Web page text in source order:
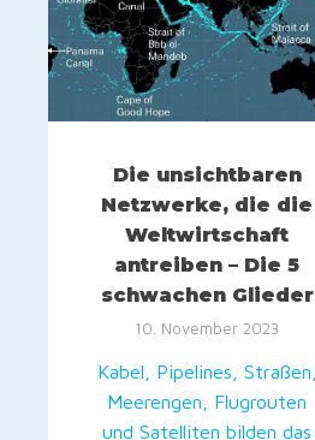
Die unsichtbaren
Netzwerke, die die
Weltwirtschaft
antreiben – Die 5
schwachen Glieder
10. November 2023
Kabel, Pipelines, Straßen,
Meerengen, Flugrouten
und Satelliten bilden das